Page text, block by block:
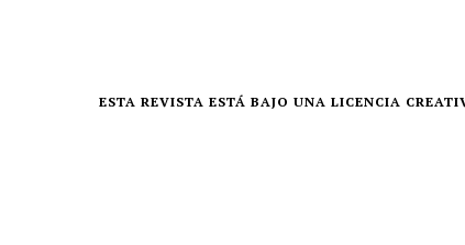
ESTA REVISTA ESTÁ BAJO UNA LICENCIA